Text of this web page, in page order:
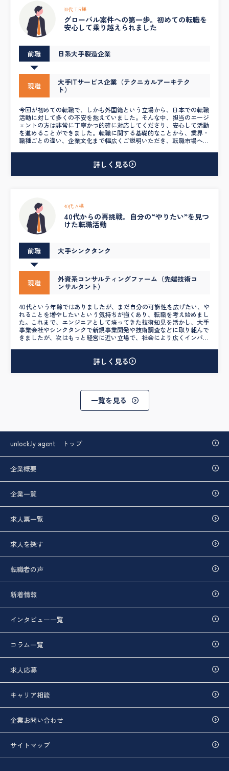
くださり、常に“二人三脚”で動いていただいているような安心感があ
りました。また、面接対策も非常に丁寧で、企業ごとの特徴や求めら
れるポイントを押さえたアドバイスをもとに、しっかりと準備ができ
たことで、自信を持って本番に臨むことができました。 さらに、企
業との条件交渉や選考中の細やかなフォローにも尽力いただき、最終
た。目先の内定獲得だけでなく、その先のキャリアを一緒に考え、最
適な道を示してくれる信頼できるパートナーでした。まさに「共に歩
むチーム」のような存在で、転職活動を通じて出会えたことに心から
感謝しています。
30代 T.R様
グローバル案件への第一歩。初めての転職を
安心して乗り越えられました
前職 日系大手製造企業
現職 大手ITサービス企業（テクニカルアーキテク
ト）
今回が初めての転職で、しかも外国籍という立場から、日本での転職
活動に対して多くの不安を抱えていました。そんな中、担当のエージ
ェントの方は非常に丁寧かつ的確に対応してくださり、安心して活動
を進めることができました。転職に関する基礎的なことから、業界・
職種ごとの違い、企業文化まで幅広くご説明いただき、転職市場への
いただき、納得感を持って本番に臨めたことが印象に残っています。
また、自分の希望や将来の方向性を丁寧にヒアリングした上で、グロ
ーバルプロジェクトに関われる外資系IT企業をご紹介いただき、年収
見据えた支援をいただけたことに、心から感謝しています。
詳しく見る
40代 A様
40代からの再挑戦。自分の“やりたい”を見つ
けた転職活動
前職 大手シンクタンク
現職 外資系コンサルティングファーム（先端技術コ
ンサルタント）
40代という年齢ではありましたが、まだ自分の可能性を広げたい、や
れることを増やしたいという気持ちが強くあり、転職を考え始めまし
た。これまで、エンジニアとして培ってきた技術知見を活かし、大手
事業会社やシンクタンクで新規事業開発や技術調査などに取り組んで
きましたが、次はもっと経営に近い立場で、社会により広くインパク
た。そんな中で出会った武田さんとの面談を重ねることで、自分が本
当にやりたいことが何なのか、どんな環境で働きたいのかを深く掘り
下げていくことができました。特に印象に残っているのは、自分でも
で、VCやコンサルティングファームといった、自分が社会的な影響
力を持って関われる環境へと自然に志向が定まっていきました。 書
類作成や面接対策においても、私の経歴や強みを最大限活かせるよう
う嬉しい結果に。武田さんの手厚い支援がなければ、ここまでの成果
「できることを増やす（Can）」というよりも、「本当にやりたいこ
く、信頼できるエージェントとともに言語化していくプロセスがとて
と経営視点を融合させながら、より多くの企業や社会に価値を提供し
ていきたいと思っています。この転職が、その第一歩になったと強く
感じています。
詳しく見る
一覧を見る
unlock.ly agent トップ
企業概要
企業一覧
求人票一覧
求人を探す
転職者の声
新着情報
インタビュー一覧
コラム一覧
求人応募
キャリア相談
企業お問い合わせ
サイトマップ